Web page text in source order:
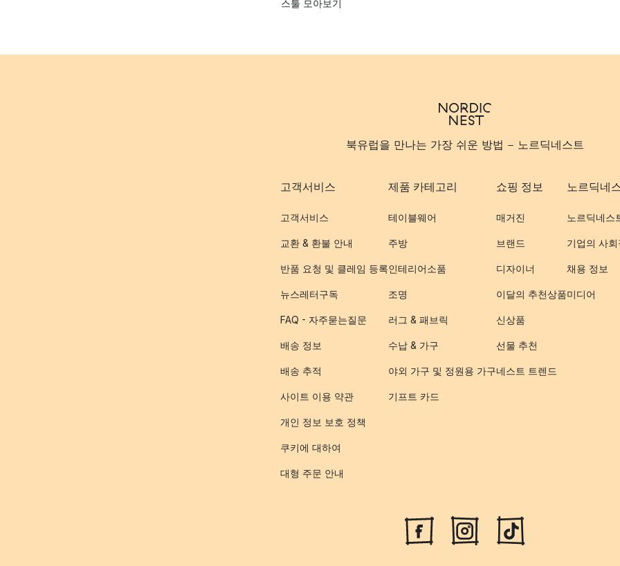
스툴 모아보기
북유럽을 만나는 가장 쉬운 방법 - 노르딕네스트
고객서비스
고객서비스
교환 & 환불 안내
반품 요청 및 클레임 등록
뉴스레터구독
FAQ - 자주묻는질문
배송 정보
배송 추적
사이트 이용 약관
개인 정보 보호 정책
쿠키에 대하여
대형 주문 안내
제품 카테고리
테이블웨어
주방
인테리어소품
조명
러그 & 패브릭
수납 & 가구
야외 가구 및 정원용 가구
기프트 카드
쇼핑 정보
매거진
브랜드
디자이너
이달의 추천상품
신상품
선물 추천
네스트 트렌드
노르딕네
노르딕네스
기업의 사
채용 정보
미디어